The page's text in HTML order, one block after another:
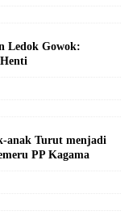
Ledok Gowok:
anak Turut menjadi
PP Kagama